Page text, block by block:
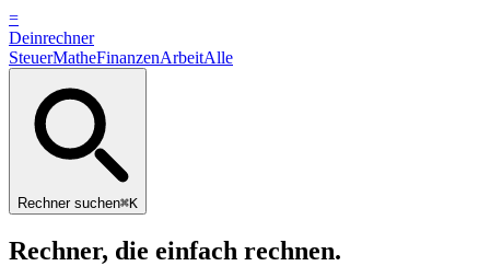
=
Deinrechner
SteuerMatheFinanzenArbeitAlle
Rechner suchen⌘K
Rechner, die einfach rechnen.